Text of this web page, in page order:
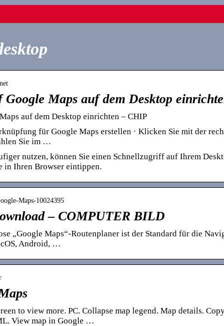
Maps auf dem Desktop
auf dem Desktop einrichten – CHIP
für Google Maps erstellen · Klicken Sie mit der
Sie im …
nutzen, können Sie einen Schnellzugriff auf Ihrem
in Ihren Browser eintippen.
Maps-10024395
– COMPUTER BILD
„Google Maps“-Routenplaner ist der Standard für die
Android, …
to view more. PC. Collapse map legend. Map details.
View map in Google …